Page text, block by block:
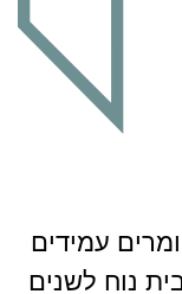
עמידים
נוח לשנים